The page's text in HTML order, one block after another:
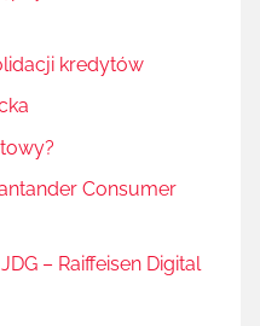
kredytów
Consumer
– Raiffeisen Digital